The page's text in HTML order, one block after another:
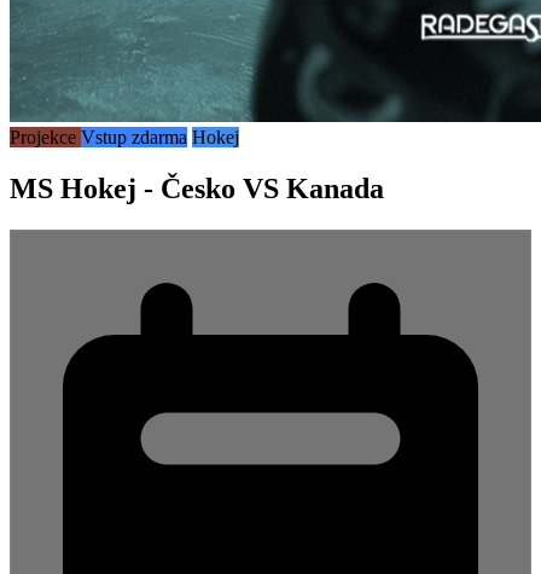
Projekce Vstup zdarma Hokej
MS Hokej - Česko VS Kanada